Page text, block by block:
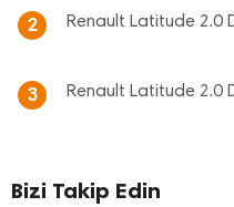
2 Renault Latitude 2.0
3 Renault Latitude 2.0
Bizi Takip Edin